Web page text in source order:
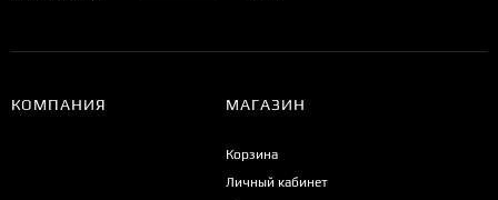
КОМПАНИЯ МАГАЗИН
Корзина
Личный кабинет